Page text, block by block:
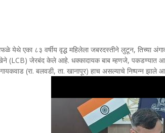
येथे एका ८३ वर्षीय वृद्ध महिलेला जबरदस्तीने लुटून, तिच्या
(LCB) जेरबंद केले आहे. धक्कादायक बाब म्हणजे, पकडण्यात
(रा. बलवडी, ता. खानापूर) हाच असल्याचे निष्पन्न झाले